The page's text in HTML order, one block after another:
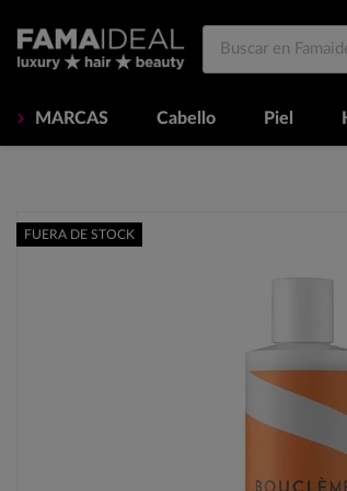
MARCAS Cabello Piel
FUERA DE STOCK